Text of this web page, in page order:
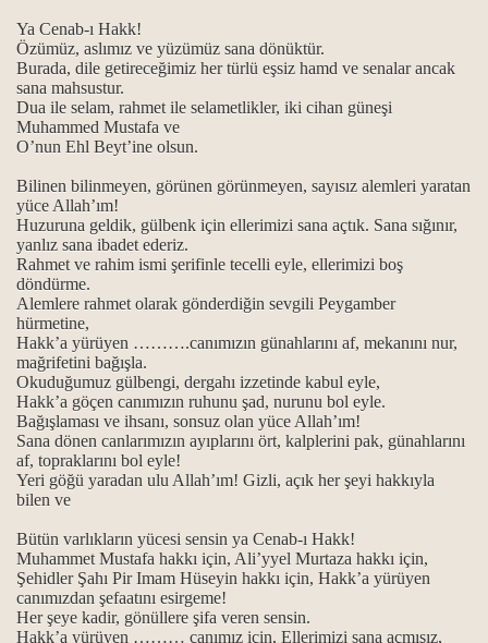
Ya Cenab-ı Hakk!
Özümüz, aslımız ve yüzümüz sana dönüktür.
Burada, dile getireceğimiz her türlü eşsiz hamd ve senalar ancak
sana mahsustur.
Dua ile selam, rahmet ile selametlikler, iki cihan güneşi
Muhammed Mustafa ve
O’nun Ehl Beyt’ine olsun.
Bilinen bilinmeyen, görünen görünmeyen, sayısız alemleri yaratan
yüce Allah’ım!
Huzuruna geldik, gülbenk için ellerimizi sana açtık. Sana sığınır,
yanlız sana ibadet ederiz.
Rahmet ve rahim ismi şerifinle tecelli eyle, ellerimizi boş
döndürme.
Alemlere rahmet olarak gönderdiğin sevgili Peygamber
hürmetine,
Hakk’a yürüyen ……….canımızın günahlarını af, mekanını nur,
mağrifetini bağışla.
Okuduğumuz gülbengi, dergahı izzetinde kabul eyle,
Hakk’a göçen canımızın ruhunu şad, nurunu bol eyle.
Bağışlaması ve ihsanı, sonsuz olan yüce Allah’ım!
Sana dönen canlarımızın ayıplarını ört, kalplerini pak, günahlarını
af, topraklarını bol eyle!
Yeri göğü yaradan ulu Allah’ım! Gizli, açık her şeyi hakkıyla
bilen ve
Bütün varlıkların yücesi sensin ya Cenab-ı Hakk!
Muhammet Mustafa hakkı için, Ali’yyel Murtaza hakkı için,
Şehidler Şahı Pir Imam Hüseyin hakkı için, Hakk’a yürüyen
canımızdan şefaatını esirgeme!
Her şeye kadir, gönüllere şifa veren sensin.
Hakk’a yürüyen ……… canımız için, Ellerimizi sana açmışız,